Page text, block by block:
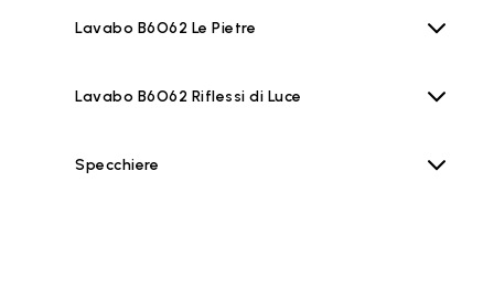
Lavabo B6O62 Le Pietre
Lavabo B6O62 Riflessi di Luce
Specchiere